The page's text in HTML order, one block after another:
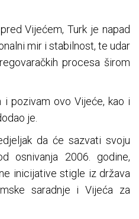
Vijećem, Turk je napad
mir i stabilnost, te udar
procesa širom
pozivam ovo Vijeće, kao i
je.
da će sazvati svoju
osnivanja 2006. godine,
inicijative stigle iz država
saradnje i Vijeća za